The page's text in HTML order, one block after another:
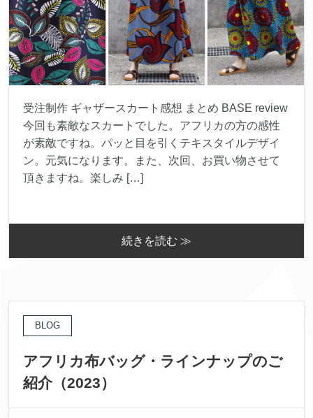
受注制作 ギャザースカート感想 まとめ BASE review
今回も素敵なスカートでした。アフリカの方の感性
が素敵ですね。パッと目を引くテキスタイルデザイ
ン。元気になります。また、次回、お買い物させて
頂きますね。楽しみ […]
続きを読む ≫
BLOG
アフリカ布バッグ・ラインナップのご
紹介（2023）